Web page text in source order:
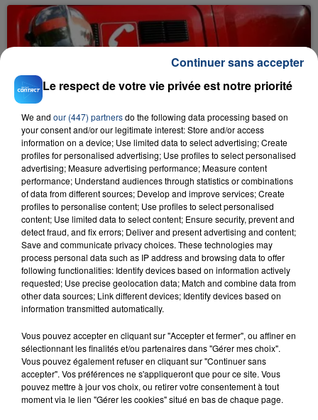
23 juillet 2026
INCENDIE MORTEL À LENS : UNE FEMME ET
SON BÉBÉ ENTRE LA VIE ET LA...
Un homme s'est immolé par le feu après avoir
aspergé sa compagne et leur bébé de trois mois
d'un liquide inflammable.
20 juillet 2026
UNE ADOLESCENTE DEVANT SE FAIRE
OPÉRER DE LA CHEVILLE RESSORT DE LA...
La famille a porté plainte contre la clinique qui a
reconnu sa responsabilité et présenté ses
excuses.
TITRES DIFFUSÉS
Le respect de votre vie privée est notre priorité
We and our (447) partnersdo the following data processing based on
your consent and/or our legitimate interest: Store and/or access
information on a device; Use limited data to select advertising; Create
profiles for personalised advertising; Use profiles to select personalised
advertising; Measure advertising performance; Measure content
performance; Understand audiences through statistics or combinations
of data from different sources; Develop and improve services; Create
profiles to personalise content; Use profiles to select personalised
content; Use limited data to select content; Ensure security, prevent and
detect fraud, and fix errors; Deliver and present advertising and content;
Save and communicate privacy choices. These technologies may
process personal data such as IP address and browsing data to offer
following functionalities: Identify devices based on information actively
requested; Use precise geolocation data; Match and combine data from
other data sources; Link different devices; Identify devices based on
information transmitted automatically.
Vous pouvez accepter en cliquant sur "Accepter et fermer", ou affiner en
sélectionnant les finalités et/ou partenaires dans "Gérer mes choix".
Vous pouvez également refuser en cliquant sur "Continuer sans
accepter". Vos préférences ne s'appliqueront que pour ce site. Vous
pouvez mettre à jour vos choix, ou retirer votre consentement à tout
moment via le lien "Gérer les cookies" situé en bas de chaque page.
Continuer sans accepter